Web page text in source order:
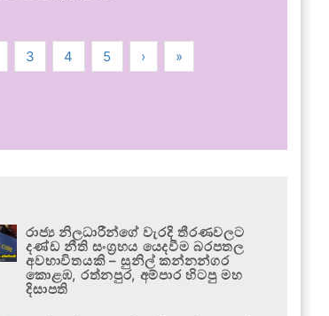
3 4 5 › »
රාජ්‍ය නිලධාරීන්ගේ වැරදි තීරණවලට
දණ්ඩ නීති සංග්‍රහය යෙදවීම බරපතල
අවභාවිතයකි – සුනිල් කන්නන්ගර
කොළඹ, රත්නපුර, අම්පාර හිටපු මහ
දිසාපති